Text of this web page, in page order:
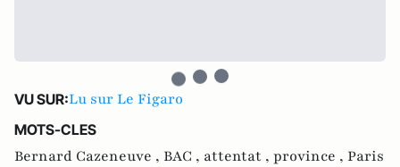
VU SUR:Lu sur Le Figaro
MOTS-CLES
Bernard Cazeneuve , BAC , attentat , province , Paris